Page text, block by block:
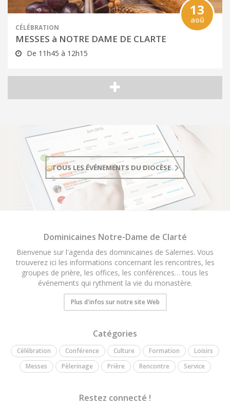
13
aoû
CÉLÉBRATION
MESSES à NOTRE DAME DE CLARTE
De 11h45 à 12h15
TOUS LES ÉVÉNEMENTS DU DIOCÈSE
Dominicaines Notre-Dame de Clarté
Bienvenue sur l'agenda des dominicaines de Salernes. Vous
trouverez ici les informations concernant les rencontres, les
groupes de prière, les offices, les conférences… tous les
événements qui rythment la vie du monastère.
Plus d'infos sur notre site Web
Catégories
Célébration Conférence Culture Formation
Loisirs
Messes
Pèlerinage Prière Rencontre Service
Restez connecté !